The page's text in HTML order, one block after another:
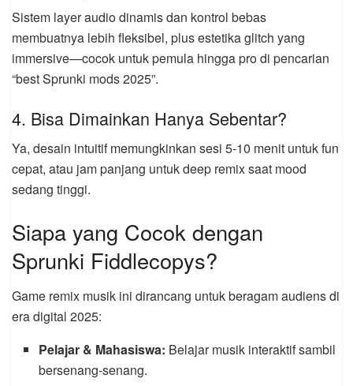
Sistem layer audio dinamis dan kontrol bebas
membuatnya lebih fleksibel, plus estetika glitch yang
immersive—cocok untuk pemula hingga pro di pencarian
“best Sprunki mods 2025”.
4. Bisa Dimainkan Hanya Sebentar?
Ya, desain intuitif memungkinkan sesi 5-10 menit untuk fun
cepat, atau jam panjang untuk deep remix saat mood
sedang tinggi.
Siapa yang Cocok dengan
Sprunki Fiddlecopys?
Game remix musik ini dirancang untuk beragam audiens di
era digital 2025:
Pelajar & Mahasiswa: Belajar musik interaktif sambil
bersenang-senang.